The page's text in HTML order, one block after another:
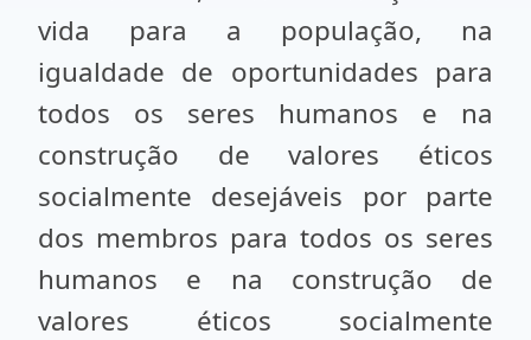
vida para a população, na
igualdade de oportunidades para
todos os seres humanos e na
construção de valores éticos
socialmente desejáveis por parte
dos membros para todos os seres
humanos e na construção de
valores éticos socialmente